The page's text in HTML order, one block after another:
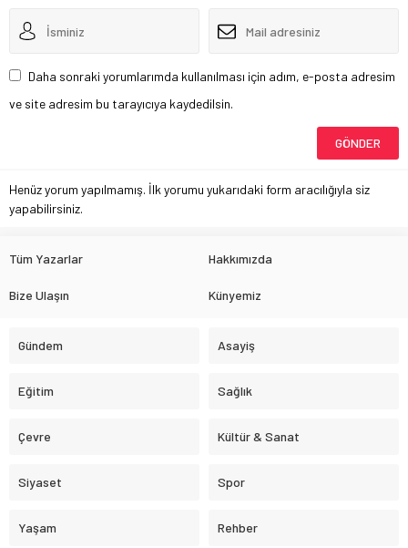
Daha sonraki yorumlarımda kullanılması için adım, e-posta adresim
ve site adresim bu tarayıcıya kaydedilsin.
Henüz yorum yapılmamış. İlk yorumu yukarıdaki form aracılığıyla siz
yapabilirsiniz.
Tüm Yazarlar Hakkımızda
Bize Ulaşın Künyemiz
Gündem Asayiş
Eğitim Sağlık
Çevre Kültür & Sanat
Siyaset Spor
Yaşam Rehber